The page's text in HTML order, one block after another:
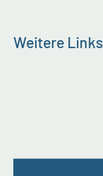
Weitere Links